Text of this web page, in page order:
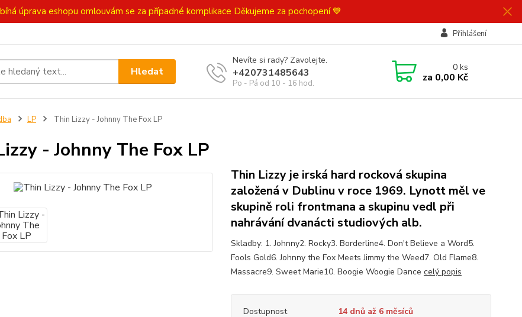
úprava eshopu omlouvám se za případné komplikace Děkujeme za pochopení 💙
Přihlášení
Hledat
Nevíte si rady? Zavolejte.
+420731485643
Po - Pá od 10 - 16 hod.
0ks
za 0,00 Kč
LP Thin Lizzy - Johnny The Fox LP
- Johnny The Fox LP
Thin Lizzy je irská hard rocková skupina
založená v Dublinu v roce 1969. Lynott měl ve
skupině roli frontmana a skupinu vedl při
nahrávání dvanácti studiových alb.
Skladby: 1. Johnny2. Rocky3. Borderline4. Don't Believe a Word5.
Fools Gold6. Johnny the Fox Meets Jimmy the Weed7. Old Flame8.
Massacre9. Sweet Marie10. Boogie Woogie Dance celý popis
Dostupnost
14 dnů až 6 měsíců